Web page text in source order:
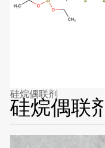
硅烷偶联剂
硅烷偶联